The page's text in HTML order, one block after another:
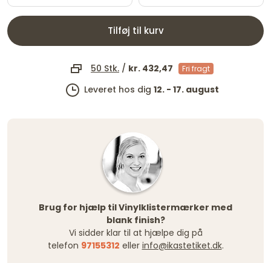
Tilføj til kurv
50 Stk. / kr. 432,47 Fri fragt
Leveret hos dig 12. - 17. august
Brug for hjælp til Vinylklistermærker med
blank finish?
Vi sidder klar til at hjælpe dig på
telefon 97155312 eller info@ikastetiket.dk.